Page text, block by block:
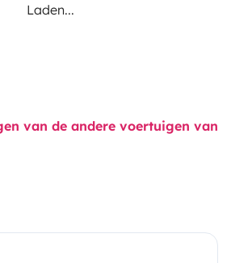
Laden...
van de andere voertuigen van